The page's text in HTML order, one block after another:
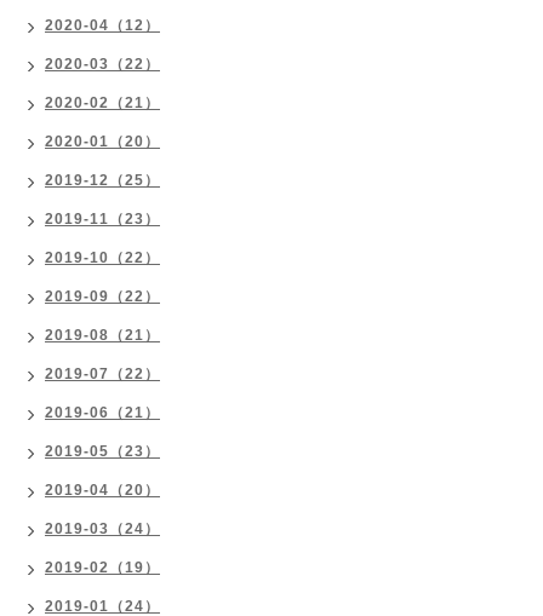
2020-04（12）
2020-03（22）
2020-02（21）
2020-01（20）
2019-12（25）
2019-11（23）
2019-10（22）
2019-09（22）
2019-08（21）
2019-07（22）
2019-06（21）
2019-05（23）
2019-04（20）
2019-03（24）
2019-02（19）
2019-01（24）